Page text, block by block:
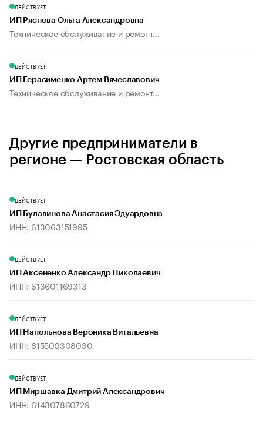
ДЕЙСТВУЕТ
ИП Ряснова Ольга Александровна
Техническое обслуживание и ремонт...
ДЕЙСТВУЕТ
ИП Герасименко Артем Вячеславович
Техническое обслуживание и ремонт...
Другие предприниматели в
регионе — Ростовская область
ДЕЙСТВУЕТ
ИП Булавинова Анастасия Эдуардовна
ИНН: 613063151995
ДЕЙСТВУЕТ
ИП Аксененко Александр Николаевич
ИНН: 613601169313
ДЕЙСТВУЕТ
ИП Напольнова Вероника Витальевна
ИНН: 615509308030
ДЕЙСТВУЕТ
ИП Миршавка Дмитрий Александрович
ИНН: 614307860729